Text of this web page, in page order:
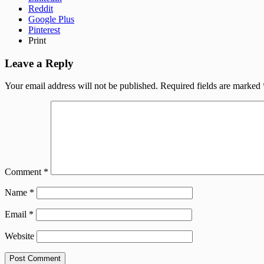
Reddit
Google Plus
Pinterest
Print
Leave a Reply
Your email address will not be published. Required fields are marked
Comment *
Name *
Email *
Website